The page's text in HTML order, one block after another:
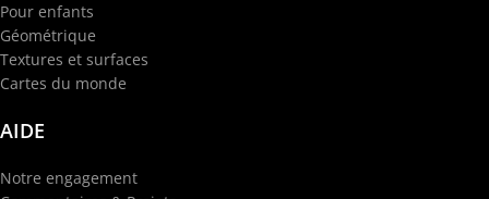
Pour enfants
Géométrique
Textures et surfaces
Cartes du monde
AIDE
Notre engagement